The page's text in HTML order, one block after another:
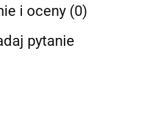
i oceny (0)
pytanie